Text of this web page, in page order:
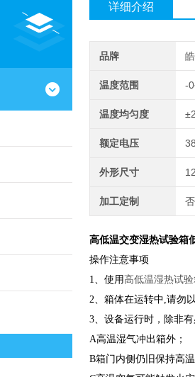
详细介绍
品牌
温度范围 -
温度均匀度
额定电压
外形尺寸
加工定制 否
高低温交变湿热试验箱
操作注意事项
1、使用 高低温湿热试验
2、箱体在运转中,请勿
3、设备运行时，除非
A高温湿气冲出箱外；
B箱门内侧仍旧保持高温